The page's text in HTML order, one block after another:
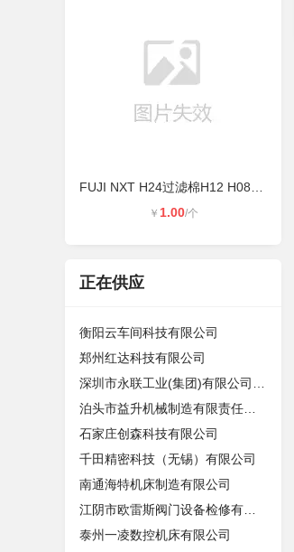
￥ 1.00/个
正在供应
衡阳云车间科技有限公司
郑州红达科技有限公司
石家庄创森科技有限公司
千田精密科技（无锡）有限公司
南通海特机床制造有限公司
泰州一凌数控机床有限公司